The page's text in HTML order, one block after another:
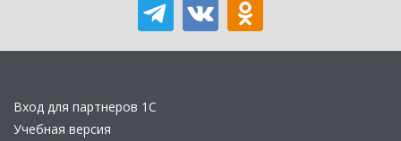
Вход для партнеров 1С
Учебная версия